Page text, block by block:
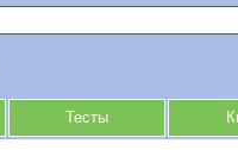
Тесты